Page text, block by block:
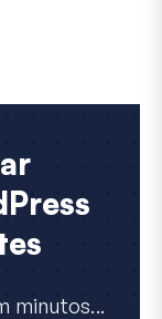
minutos...